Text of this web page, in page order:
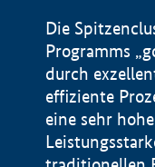
Die
Programms
durch
effiziente
eine sehr